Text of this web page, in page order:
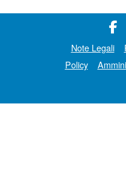
Note Legali
Policy